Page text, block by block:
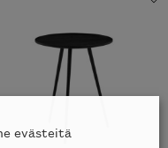
evästeitä